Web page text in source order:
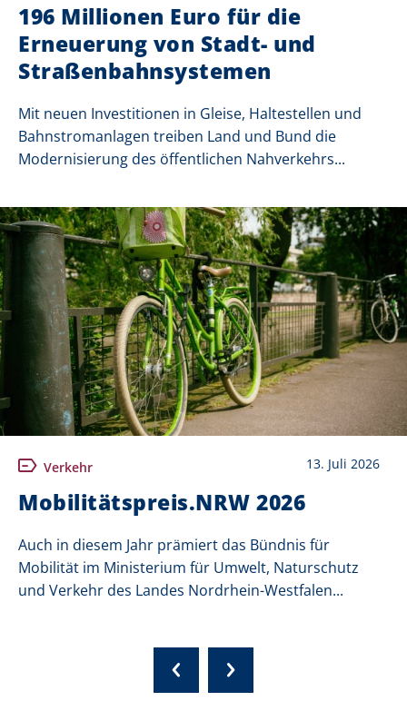
196 Millionen Euro für die
Erneuerung von Stadt- und
Straßenbahnsystemen
Mit neuen Investitionen in Gleise, Haltestellen und
Bahnstromanlagen treiben Land und Bund die
Modernisierung des öffentlichen Nahverkehrs...
Verkehr 13. Juli 2026
Mobilitätspreis.NRW 2026
Auch in diesem Jahr prämiert das Bündnis für
Mobilität im Ministerium für Umwelt, Naturschutz
und Verkehr des Landes Nordrhein-Westfalen...